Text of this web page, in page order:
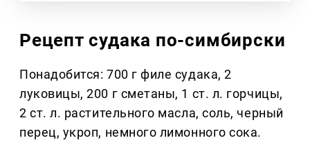
Рецепт судака по-симбирски
Понадобится: 700 г филе судака, 2
луковицы, 200 г сметаны, 1 ст. л. горчицы,
2 ст. л. растительного масла, соль, черный
перец, укроп, немного лимонного сока.